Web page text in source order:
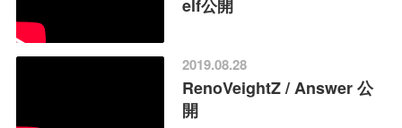
elf公開
2019.08.28
RenoVeightZ / Answer 公
開